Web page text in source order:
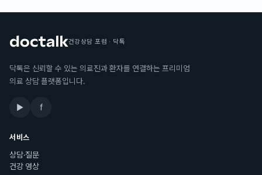
건강상담 포럼 · 닥톡
닥톡은 신뢰할 수 있는 의료진과 환자를 연결하는 프리미엄
의료 상담 플랫폼입니다.
▶ f
서비스
상담·질문
건강 영상